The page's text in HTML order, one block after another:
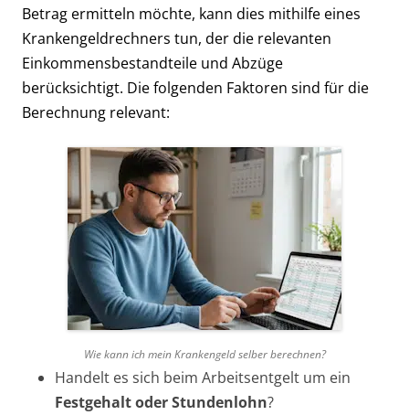
Betrag ermitteln möchte, kann dies mithilfe eines
Krankengeldrechners tun, der die relevanten
Einkommensbestandteile und Abzüge
berücksichtigt. Die folgenden Faktoren sind für die
Berechnung relevant:
Wie kann ich mein Krankengeld selber berechnen?
Handelt es sich beim Arbeitsentgelt um ein
Festgehalt oder Stundenlohn?